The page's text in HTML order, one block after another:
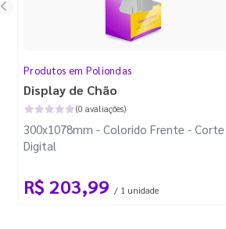
Produtos em Poliondas
Display de Chão
(0 avaliações)
300x1078mm - Colorido Frente - Corte
Digital
R$ 203,99 / 1 unidade